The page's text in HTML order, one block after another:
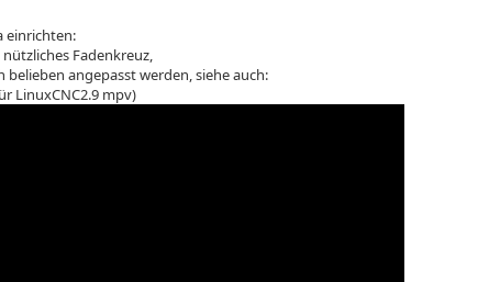
einrichten:
Fadenkreuz,
belieben angepasst werden, siehe auch:
LinuxCNC2.9 mpv)